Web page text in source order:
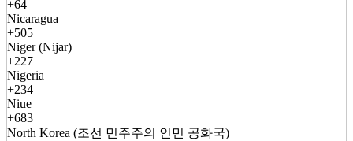
+64
Nicaragua
+505
Niger (Nijar)
+227
Nigeria
+234
Niue
+683
North Korea (조선 민주주의 인민 공화국)